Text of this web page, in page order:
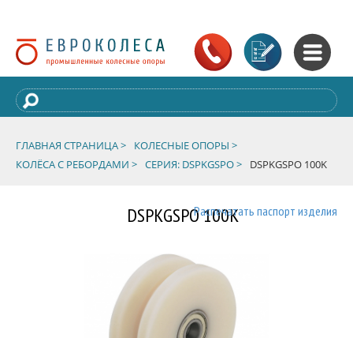
ГЛАВНАЯ СТРАНИЦА >
КОЛЕСНЫЕ ОПОРЫ >
КОЛЁСА С РЕБОРДАМИ > СЕРИЯ: DSPKGSPO > DSPKGSPO 100K
DSPKGSPO 100KРаспечатать паспорт изделия